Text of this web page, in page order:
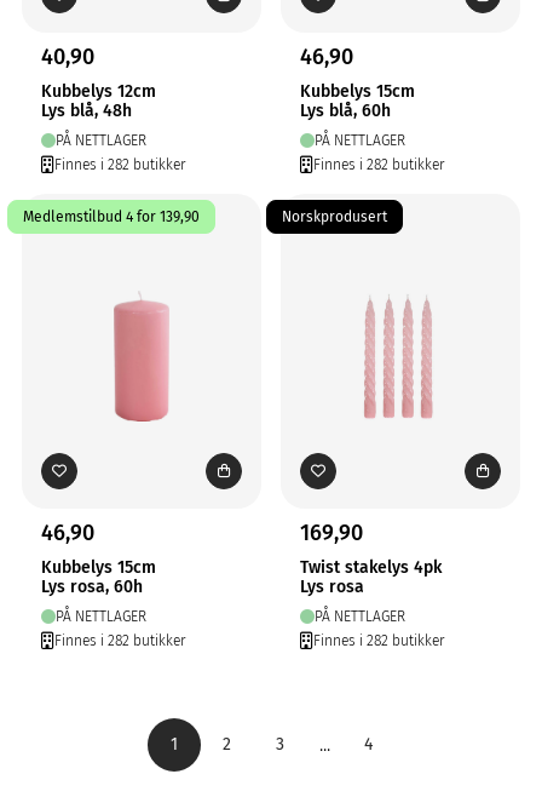
40,90
Kubbelys 12cm
Lys blå, 48h
PÅ NETTLAGER
Finnes i 282 butikker
46,90
Kubbelys 15cm
Lys blå, 60h
PÅ NETTLAGER
Finnes i 282 butikker
Medlemstilbud 4 for 139,90
46,90
Kubbelys 15cm
Lys rosa, 60h
PÅ NETTLAGER
Finnes i 282 butikker
Norskprodusert
169,90
Twist stakelys 4pk
Lys rosa
PÅ NETTLAGER
Finnes i 282 butikker
1 2 3 ... 4